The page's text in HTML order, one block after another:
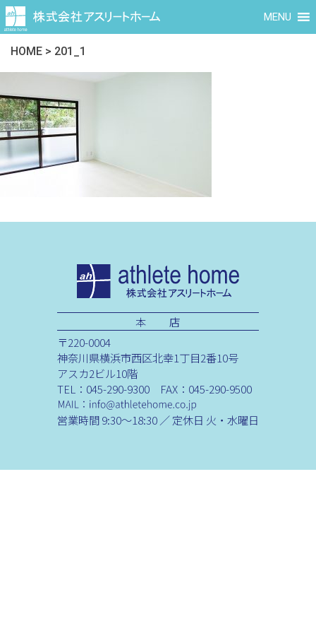
MENU
HOME > 201_1
本 店
〒220-0004
神奈川県横浜市西区北幸1丁目2番10号
アスカ2ビル10階
TEL：045-290-9300 FAX：045-290-9500
営業時間 9:30～18:30 ／ 定休日 火・水曜日